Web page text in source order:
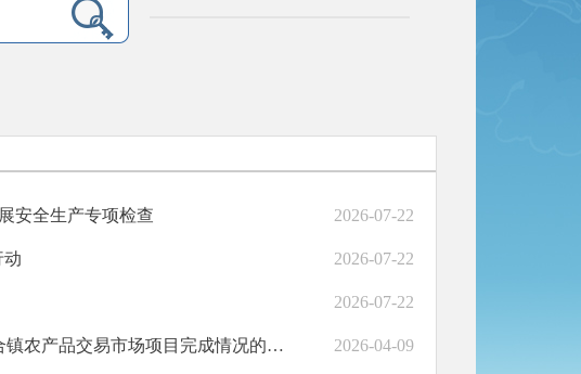
安全生产专项检查 2026-07-22
动 2026-07-22
2026-07-22
和政县工业信息化和商务局关于2026年和政县三合镇农产品交易市场项目完成情况的公示 2026-04-09